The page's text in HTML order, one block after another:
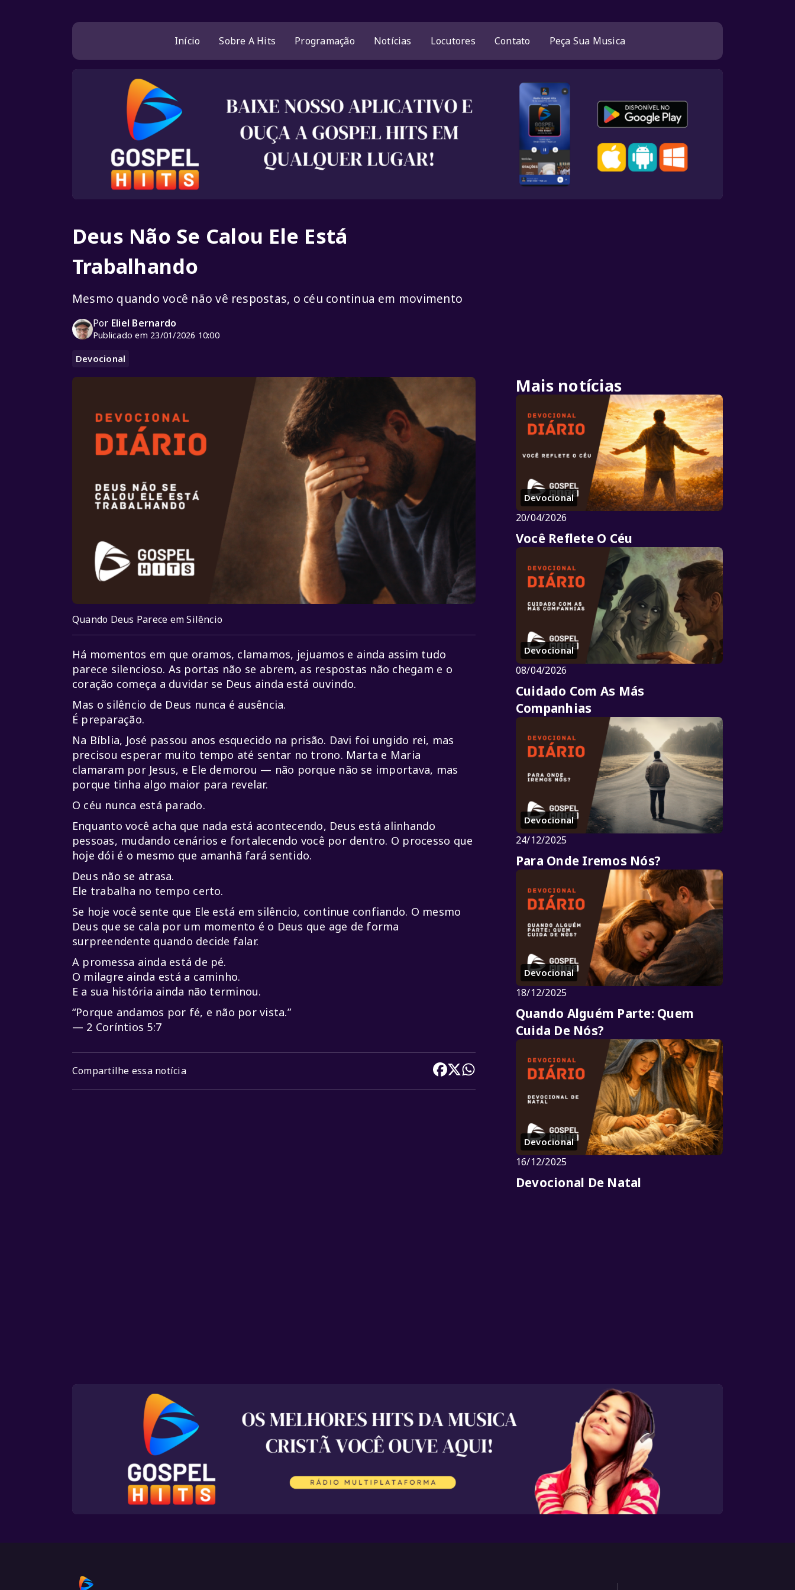
Início Sobre A Hits Programação Notícias Locutores Contato Peça Sua Musica
Deus Não Se Calou Ele Está
Trabalhando
Mesmo quando você não vê respostas, o céu continua em movimento
Por Eliel Bernardo
Publicado em 23/01/2026 10:00
Devocional
Quando Deus Parece em Silêncio
Há momentos em que oramos, clamamos, jejuamos e ainda assim tudo
parece silencioso. As portas não se abrem, as respostas não chegam e o
coração começa a duvidar se Deus ainda está ouvindo.
Mas o silêncio de Deus nunca é ausência.
É preparação.
Na Bíblia, José passou anos esquecido na prisão. Davi foi ungido rei, mas
precisou esperar muito tempo até sentar no trono. Marta e Maria
clamaram por Jesus, e Ele demorou — não porque não se importava, mas
porque tinha algo maior para revelar.
O céu nunca está parado.
Enquanto você acha que nada está acontecendo, Deus está alinhando
pessoas, mudando cenários e fortalecendo você por dentro. O processo que
hoje dói é o mesmo que amanhã fará sentido.
Deus não se atrasa.
Ele trabalha no tempo certo.
Se hoje você sente que Ele está em silêncio, continue confiando. O mesmo
Deus que se cala por um momento é o Deus que age de forma
surpreendente quando decide falar.
A promessa ainda está de pé.
O milagre ainda está a caminho.
E a sua história ainda não terminou.
“Porque andamos por fé, e não por vista.”
— 2 Coríntios 5:7
Compartilhe essa notícia
Mais notícias
Devocional
20/04/2026
Você Reflete O Céu
Devocional
08/04/2026
Cuidado Com As Más
Companhias
Devocional
24/12/2025
Para Onde Iremos Nós?
Devocional
18/12/2025
Quando Alguém Parte: Quem
Cuida De Nós?
Devocional
16/12/2025
Devocional De Natal